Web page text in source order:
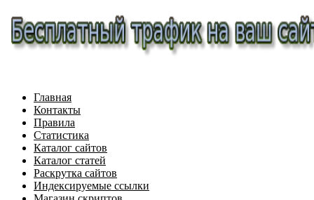
Главная
Контакты
Правила
Статистика
Каталог сайтов
Каталог статей
Раскрутка сайтов
Индексируемые ссылки